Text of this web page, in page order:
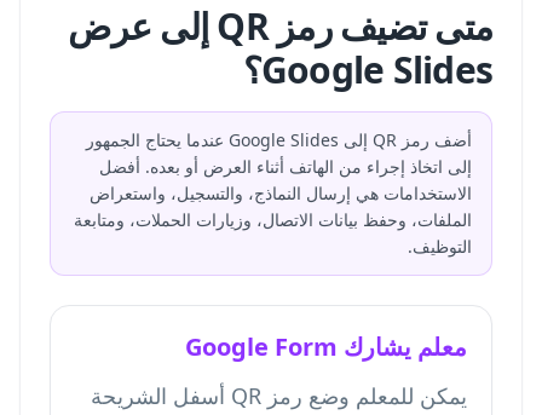
متى تضيف رمز QR إلى عرض
Google Slides؟
أضف رمز QR إلى Google Slides عندما يحتاج الجمهور
إلى اتخاذ إجراء من الهاتف أثناء العرض أو بعده. أفضل
الاستخدامات هي إرسال النماذج، والتسجيل، واستعراض
الملفات، وحفظ بيانات الاتصال، وزيارات الحملات، ومتابعة
التوظيف.
معلم يشارك Google Form
يمكن للمعلم وضع رمز QR أسفل الشريحة